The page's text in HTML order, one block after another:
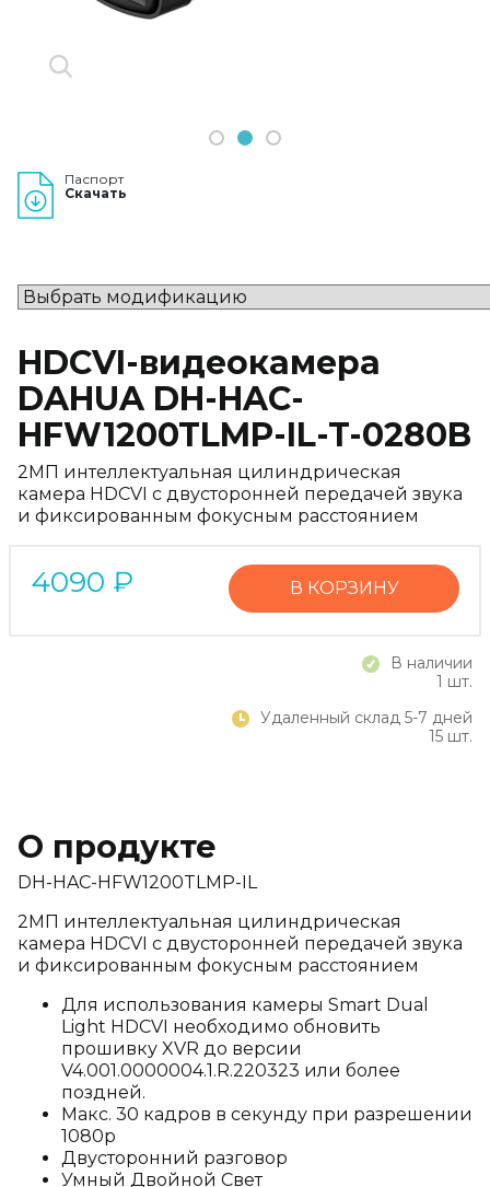
1 2 3
Паспорт
Скачать
HDCVI-видеокамера
DAHUA DH-HAC-
HFW1200TLMP-IL-T-0280B
2МП интеллектуальная цилиндрическая
камера HDCVI с двусторонней передачей звука
и фиксированным фокусным расстоянием
4090 ₽ В КОРЗИНУ
В наличии
1 шт.
Удаленный склад 5-7 дней
15 шт.
О продукте
DH-HAC-HFW1200TLMP-IL
2МП интеллектуальная цилиндрическая
камера HDCVI с двусторонней передачей звука
и фиксированным фокусным расстоянием
Для использования камеры Smart Dual
Light HDCVI необходимо обновить
прошивку XVR до версии
V4.001.0000004.1.R.220323 или более
поздней.
Макс. 30 кадров в секунду при разрешении
1080p
Двусторонний разговор
Умный Двойной Свет